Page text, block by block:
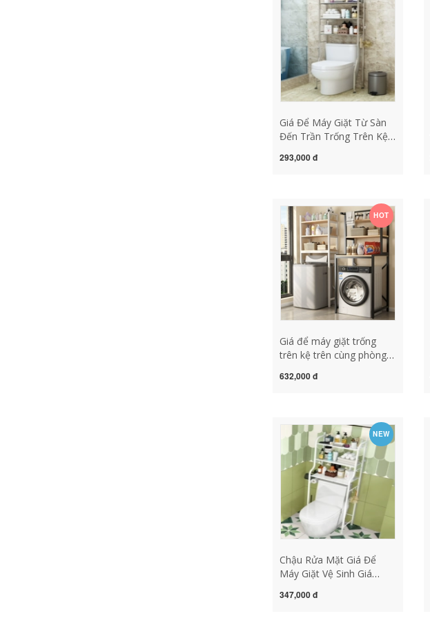
Giá Để Máy Giặt Từ Sàn
Đến Trần Trống Trên Kệ
Để Đồ Ban Công Lưu Trữ
máy giặt cửa ngang
293,000 đ
HOT
Giá để máy giặt trống
trên kệ trên cùng phòng
giá để đồ ban công từ
giặt kê máy giặt chống
rung
632,000 đ
NEW
Chậu Rửa Mặt Giá Để
Máy Giặt Vệ Sinh Giá
Tắm Tầng Treo Tường Vệ
347,000 đ